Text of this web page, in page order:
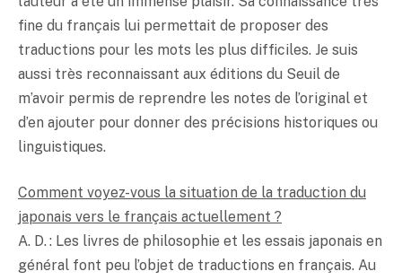
fine du français lui permettait de proposer des
traductions pour les mots les plus difficiles. Je suis
aussi très reconnaissant aux éditions du Seuil de
m’avoir permis de reprendre les notes de l’original et
d’en ajouter pour donner des précisions historiques ou
linguistiques.
Comment voyez-vous la situation de la traduction du
japonais vers le français actuellement ?
A. D. : Les livres de philosophie et les essais japonais en
général font peu l’objet de traductions en français. Au